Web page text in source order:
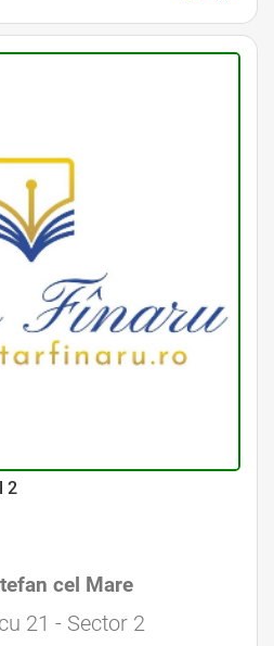
în Dreptul Familiei
2
cel Mare
21 - Sector 2